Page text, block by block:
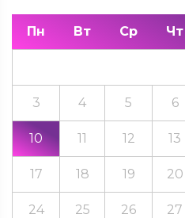
Пн Вт Ср Чт
3 4 5 6
10 11 12 13
17 18 19 20
24 25 26 27